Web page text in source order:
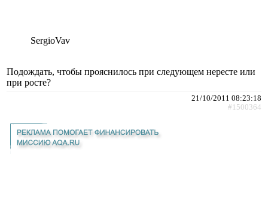
SergioVav
Подождать, чтобы прояснилось при следующем нересте или
при росте?
21/10/2011 08:23:18
#1500364